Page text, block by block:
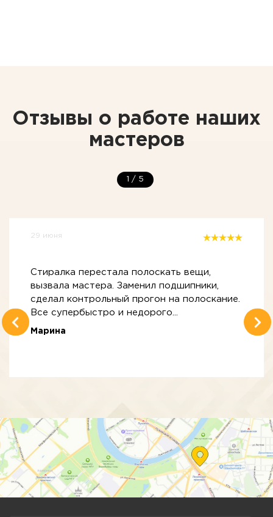
Отзывы о работе наших
мастеров
1 / 5
29 июня
Стиралка перестала полоскать вещи,
вызвала мастера. Заменил подшипники,
сделал контрольный прогон на полоскание.
Все супербыстро и недорого...
Марина